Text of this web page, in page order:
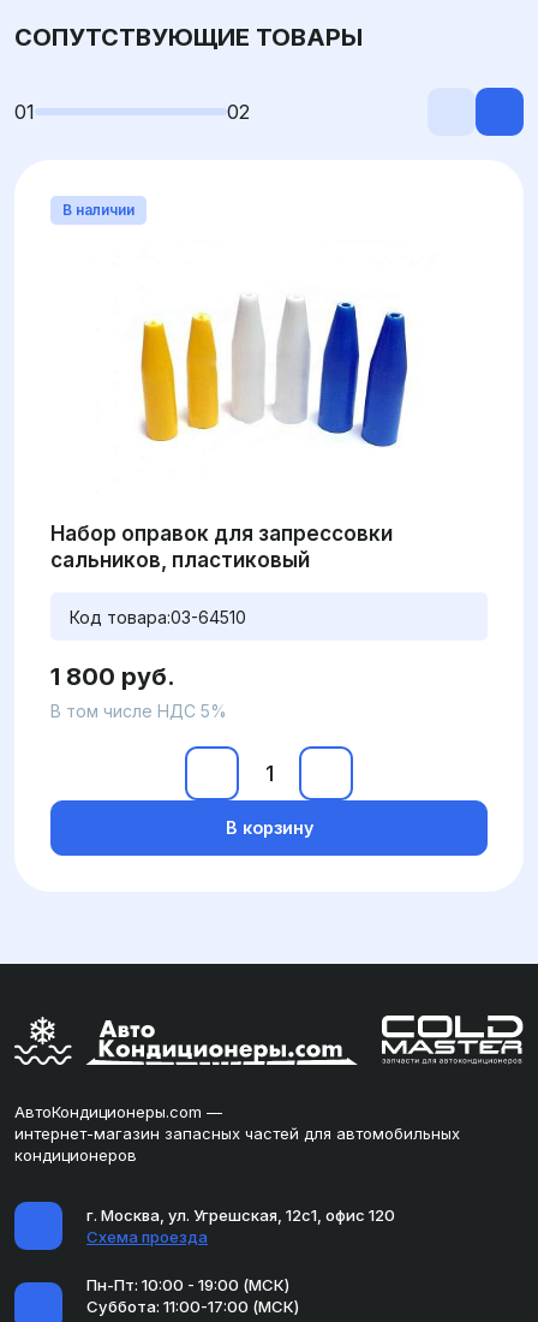
СОПУТСТВУЮЩИЕ ТОВАРЫ
01 02
В наличии
Набор оправок для запрессовки
сальников, пластиковый
Код товара:03-64510
1 800 руб.
В том числе НДС 5%
В корзину
АвтоКондиционеры.com —
интернет-магазин запасных частей для автомобильных
кондиционеров
г. Москва, ул. Угрешская, 12с1, офис 120
Схема проезда
Пн-Пт: 10:00 - 19:00 (МСК)
Суббота: 11:00-17:00 (МСК)